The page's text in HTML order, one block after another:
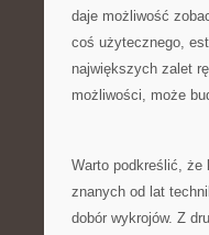
daje możliwość
coś użytecznego,
największych zalet
możliwości, może
Warto podkreślić, że
znanych od lat
dobór wykrojów. Z